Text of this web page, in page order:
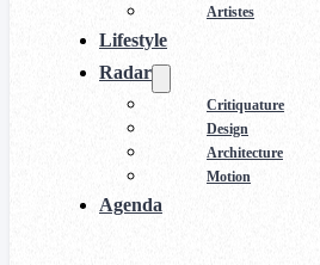
Artistes
Lifestyle
Radar
Critiquature
Design
Architecture
Motion
Agenda